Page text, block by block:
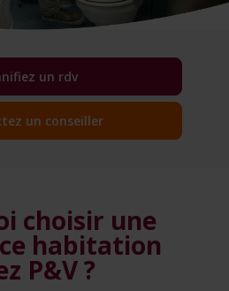
un rdv
un conseiller
choisir une
habitation
P&V ?